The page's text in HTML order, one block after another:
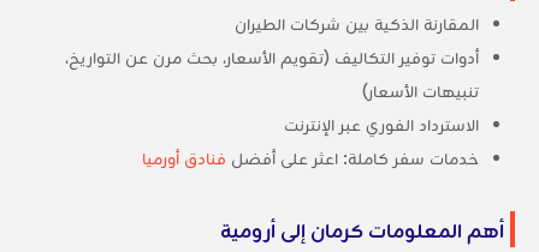
المقارنة الذكية بين شركات الطيران
أدوات توفير التكاليف (تقويم الأسعار، بحث مرن عن التواريخ،
تنبيهات الأسعار)
الاسترداد الفوري عبر الإنترنت
خدمات سفر كاملة: اعثر على أفضل فنادق أورميا
أهم المعلومات كرمان إلى أرومية